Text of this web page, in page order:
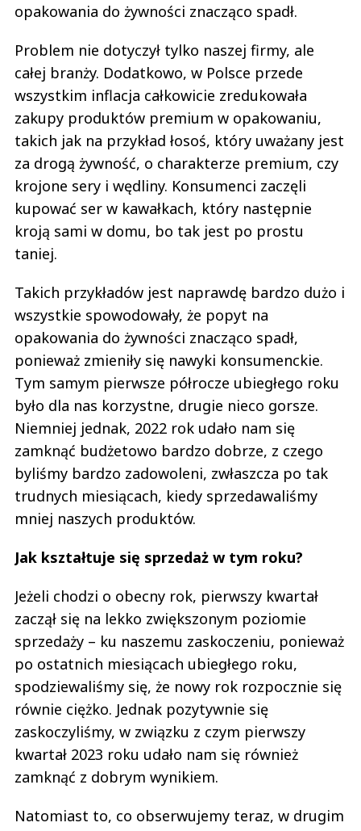
opakowania do żywności znacząco spadł.
Problem nie dotyczył tylko naszej firmy, ale
całej branży. Dodatkowo, w Polsce przede
wszystkim inflacja całkowicie zredukowała
zakupy produktów premium w opakowaniu,
takich jak na przykład łosoś, który uważany jest
za drogą żywność, o charakterze premium, czy
krojone sery i wędliny. Konsumenci zaczęli
kupować ser w kawałkach, który następnie
kroją sami w domu, bo tak jest po prostu
taniej.
Takich przykładów jest naprawdę bardzo dużo i
wszystkie spowodowały, że popyt na
opakowania do żywności znacząco spadł,
ponieważ zmieniły się nawyki konsumenckie.
Tym samym pierwsze półrocze ubiegłego roku
było dla nas korzystne, drugie nieco gorsze.
Niemniej jednak, 2022 rok udało nam się
zamknąć budżetowo bardzo dobrze, z czego
byliśmy bardzo zadowoleni, zwłaszcza po tak
trudnych miesiącach, kiedy sprzedawaliśmy
mniej naszych produktów.
Jak kształtuje się sprzedaż w tym roku?
Jeżeli chodzi o obecny rok, pierwszy kwartał
zaczął się na lekko zwiększonym poziomie
sprzedaży – ku naszemu zaskoczeniu, ponieważ
po ostatnich miesiącach ubiegłego roku,
spodziewaliśmy się, że nowy rok rozpocznie się
równie ciężko. Jednak pozytywnie się
zaskoczyliśmy, w związku z czym pierwszy
kwartał 2023 roku udało nam się również
zamknąć z dobrym wynikiem.
Natomiast to, co obserwujemy teraz, w drugim